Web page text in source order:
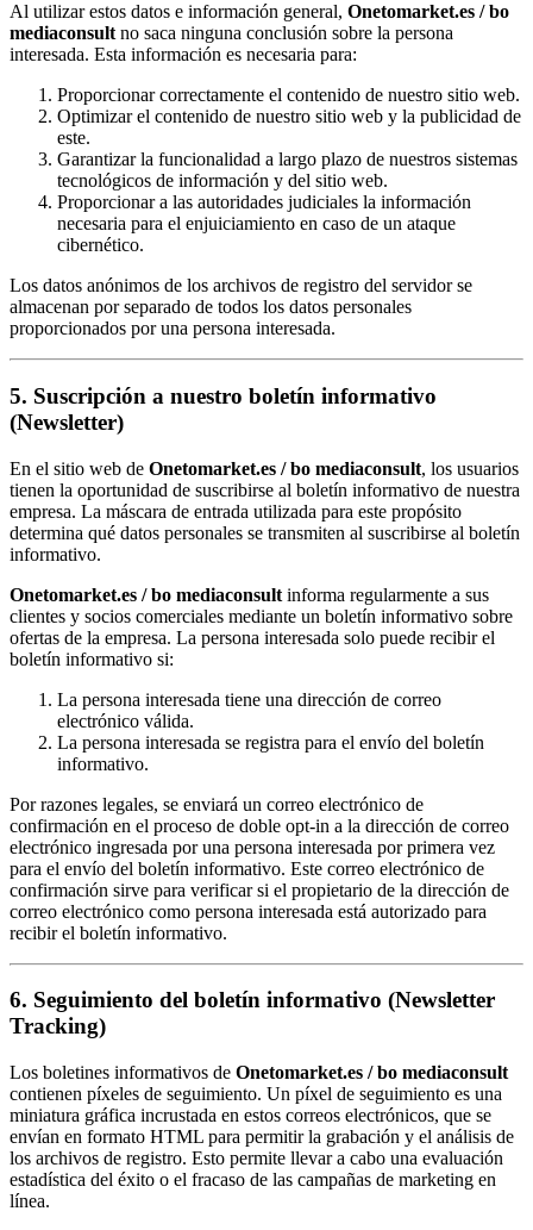
Al utilizar estos datos e información general, Onetomarket.es / bo
mediaconsult no saca ninguna conclusión sobre la persona
interesada. Esta información es necesaria para:
Proporcionar correctamente el contenido de nuestro sitio web.
Optimizar el contenido de nuestro sitio web y la publicidad de
este.
Garantizar la funcionalidad a largo plazo de nuestros sistemas
tecnológicos de información y del sitio web.
Proporcionar a las autoridades judiciales la información
necesaria para el enjuiciamiento en caso de un ataque
cibernético.
Los datos anónimos de los archivos de registro del servidor se
almacenan por separado de todos los datos personales
proporcionados por una persona interesada.
5. Suscripción a nuestro boletín informativo
(Newsletter)
En el sitio web de Onetomarket.es / bo mediaconsult, los usuarios
tienen la oportunidad de suscribirse al boletín informativo de nuestra
empresa. La máscara de entrada utilizada para este propósito
determina qué datos personales se transmiten al suscribirse al boletín
informativo.
Onetomarket.es / bo mediaconsult informa regularmente a sus
clientes y socios comerciales mediante un boletín informativo sobre
ofertas de la empresa. La persona interesada solo puede recibir el
boletín informativo si:
La persona interesada tiene una dirección de correo
electrónico válida.
La persona interesada se registra para el envío del boletín
informativo.
Por razones legales, se enviará un correo electrónico de
confirmación en el proceso de doble opt-in a la dirección de correo
electrónico ingresada por una persona interesada por primera vez
para el envío del boletín informativo. Este correo electrónico de
confirmación sirve para verificar si el propietario de la dirección de
correo electrónico como persona interesada está autorizado para
recibir el boletín informativo.
6. Seguimiento del boletín informativo (Newsletter
Tracking)
Los boletines informativos de Onetomarket.es / bo mediaconsult
contienen píxeles de seguimiento. Un píxel de seguimiento es una
miniatura gráfica incrustada en estos correos electrónicos, que se
envían en formato HTML para permitir la grabación y el análisis de
los archivos de registro. Esto permite llevar a cabo una evaluación
estadística del éxito o el fracaso de las campañas de marketing en
línea.